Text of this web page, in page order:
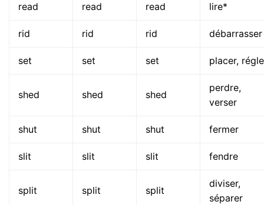
read read read lire*
rid rid rid débarrasser
set set set placer,
shed shed shed
perdre,
verser
shut shut shut fermer
slit slit slit fendre
split split split
diviser,
séparer